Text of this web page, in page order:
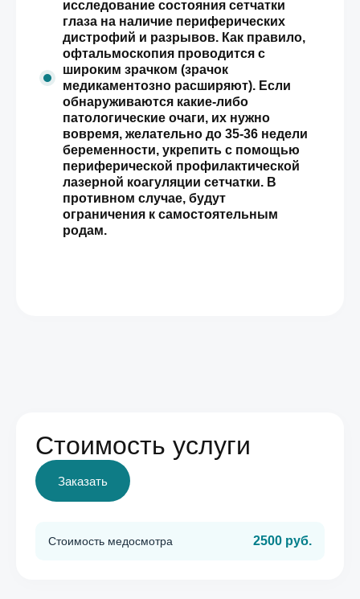
исследование состояния сетчатки
глаза на наличие периферических
дистрофий и разрывов. Как правило,
офтальмоскопия проводится с
широким зрачком (зрачок
медикаментозно расширяют). Если
обнаруживаются какие-либо
патологические очаги, их нужно
вовремя, желательно до 35-36 недели
беременности, укрепить с помощью
периферической профилактической
лазерной коагуляции сетчатки. В
противном случае, будут
ограничения к самостоятельным
родам.
Стоимость услуги
Заказать
Стоимость медосмотра 2500 руб.